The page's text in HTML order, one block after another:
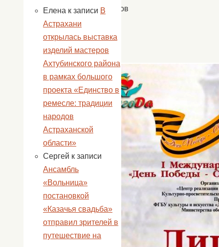
участников
Елена к записи В
Астрахани
открылась выставка
изделий мастеров
Ахтубинского района
в рамках большого
проекта «Единство в
ремесле: традиции
народов
Астраханской
области»
Сергей к записи
Ансамбль
«Вольница»
постановкой
«Казачья свадьба»
отправил зрителей в
путешествие на